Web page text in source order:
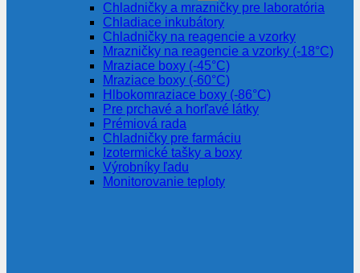
Chladničky a mrazničky pre laboratória
Chladiace inkubátory
Chladničky na reagencie a vzorky
Mrazničky na reagencie a vzorky (-18°C)
Mraziace boxy (-45°C)
Mraziace boxy (-60°C)
Hlbokomraziace boxy (-86°C)
Pre prchavé a horľavé látky
Prémiová rada
Chladničky pre farmáciu
Izotermické tašky a boxy
Výrobníky ľadu
Monitorovanie teploty